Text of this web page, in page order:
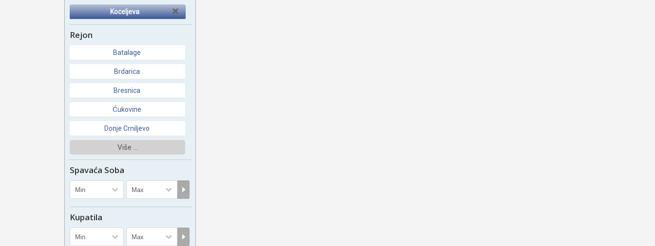
Koceljeva
Rejon
Batalage
Brdarica
Bresnica
Ćukovine
Donje Crniljevo
Više ...
Spavaća Soba
Kupatila